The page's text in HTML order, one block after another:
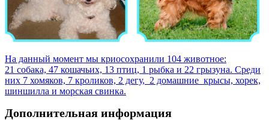
На данный момент мы криосохранили 104 животное:
21 собака, 47 кошачьих, 13 птиц, 1 рыбка и 22 грызуна. Среди
них 7 хомяков, 7 кроликов, 2 дегу, 2 домашние крысы, хорек,
шиншилла и морская свинка.
Дополнительная информация